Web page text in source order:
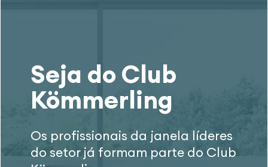
Seja do Club
Kömmerling
Os profissionais da janela líderes
do setor já formam parte do Club